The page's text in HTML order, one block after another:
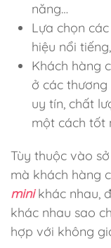
năng…
Lựa chọn
hiệu nổi
Khách hàng
ở các thương
uy tín, chất
một cách tốt
Tùy thuộc vào
mà khách hàng
minikhác nhau,
khác nhau sao
hợp với không